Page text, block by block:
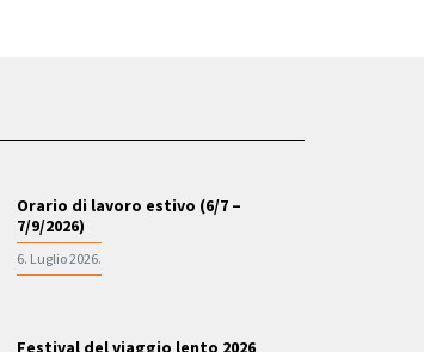
Orario di lavoro estivo (6/7 –
7/9/2026)
6. Luglio 2026.
Festival del viaggio lento 2026